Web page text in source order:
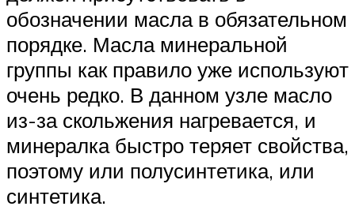
обозначении масла в обязательном
порядке. Масла минеральной
группы как правило уже используют
очень редко. В данном узле масло
из-за скольжения нагревается, и
минералка быстро теряет свойства,
поэтому или полусинтетика, или
синтетика.